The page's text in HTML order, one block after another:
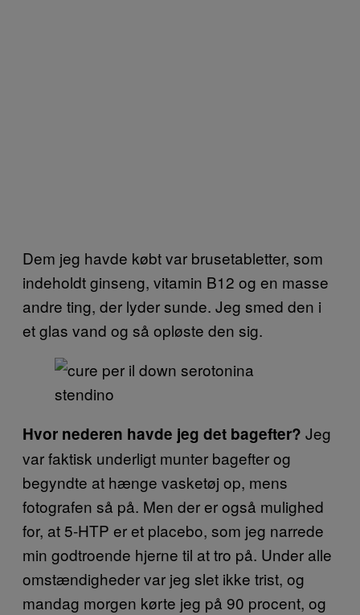
Dem jeg havde købt var brusetabletter, som
indeholdt ginseng, vitamin B12 og en masse
andre ting, der lyder sunde. Jeg smed den i
et glas vand og så opløste den sig.
Hvor nederen havde jeg det bagefter? Jeg
var faktisk underligt munter bagefter og
begyndte at hænge vasketøj op, mens
fotografen så på. Men der er også mulighed
for, at 5-HTP er et placebo, som jeg narrede
min godtroende hjerne til at tro på. Under alle
omstændigheder var jeg slet ikke trist, og
mandag morgen kørte jeg på 90 procent, og